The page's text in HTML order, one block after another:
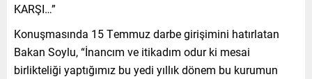
KARŞI…”
Konuşmasında 15 Temmuz darbe girişimini hatırlatan
Bakan Soylu, “İnancım ve itikadım odur ki mesai
birlikteliği yaptığımız bu yedi yıllık dönem bu kurumun